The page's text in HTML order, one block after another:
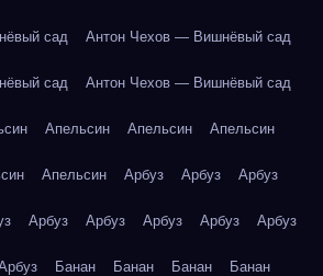
сад Антон Чехов — Вишнёвый сад
сад Антон Чехов — Вишнёвый сад
Апельсин Апельсин Апельсин
Апельсин Арбуз Арбуз Арбуз
Арбуз Арбуз Арбуз Арбуз Арбуз
Банан Банан Банан Банан